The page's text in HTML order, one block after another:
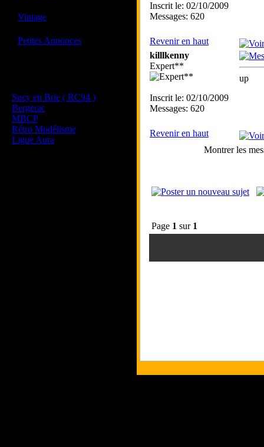
Vintage
Petites Annonces
Sucy en Brie ( RC94 )
Bergerac
MBCP
Rétro Modélisme
Ligue Aura
Inscrit le: 02/10/2009
Messages: 620
Revenir en haut
killlkenny
Expert**
Inscrit le: 02/10/2009
Messages: 620
up
Revenir en haut
Montrer les
Page 1 sur 1